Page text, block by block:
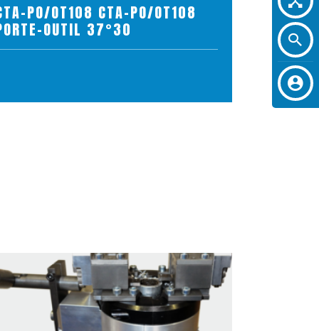
PO/OT108 CTA-PO/OT108
OUTIL 37°30
AJOUTER AU PANIER